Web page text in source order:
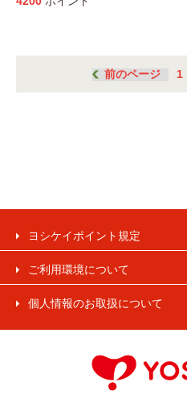
前のページ 1
ヨシケイポイント規定
ご利用環境について
個人情報のお取扱について